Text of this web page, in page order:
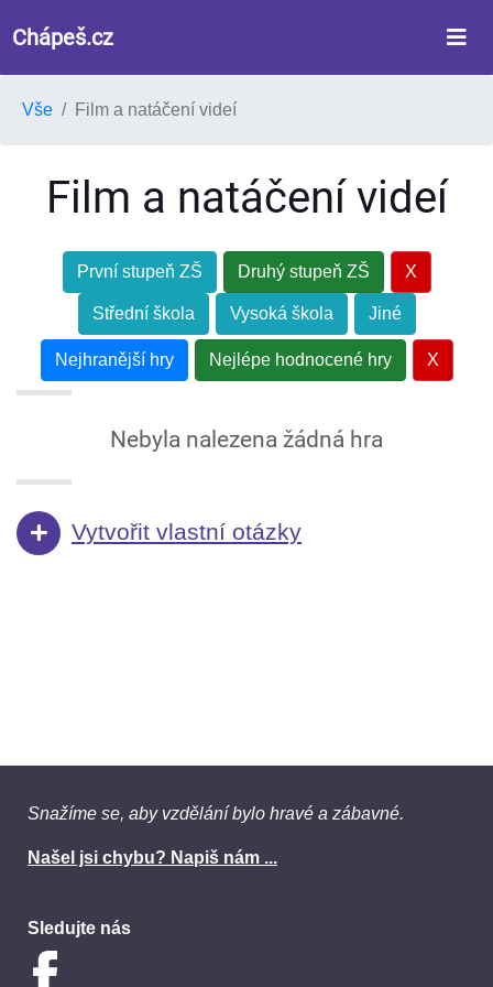
Chápeš.cz
Vše Film a natáčení videí
Film a natáčení videí
První stupeň ZŠ Druhý stupeň ZŠ X
Střední škola Vysoká škola Jiné
Nejhranější hry Nejlépe hodnocené hry X
Nebyla nalezena žádná hra
Vytvořit vlastní otázky
Snažíme se, aby vzdělání bylo hravé a zábavné.
Našel jsi chybu? Napiš nám ...
Sledujte nás